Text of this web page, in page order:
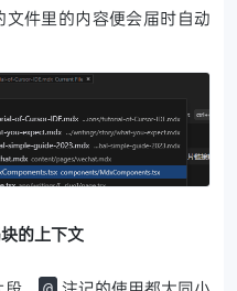
件里的内容便会届时自动
的上下文